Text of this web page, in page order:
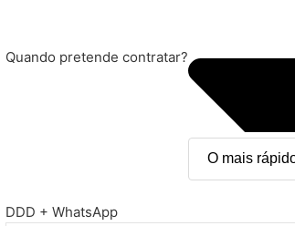
Quando pretende contratar?
DDD + WhatsApp